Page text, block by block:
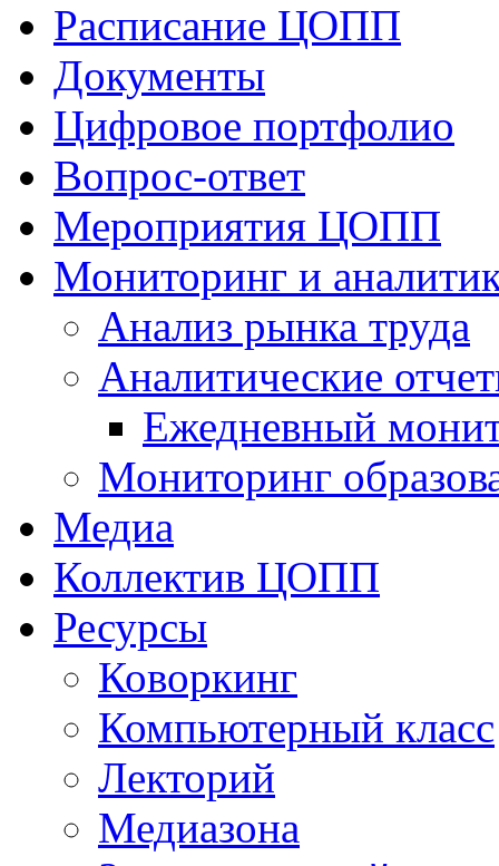
Расписание ЦОПП
Документы
Цифровое портфолио
Вопрос-ответ
Мероприятия ЦОПП
Мониторинг и
Анализ рынка труда
Аналитические
Ежедневный
Мониторинг
Медиа
Коллектив ЦОПП
Ресурсы
Коворкинг
Компьютерный класс
Лекторий
Медиазона